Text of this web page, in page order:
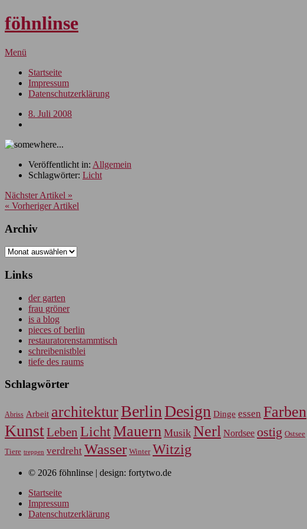
föhnlinse
Menü
Startseite
Impressum
Datenschutzerklärung
8. Juli 2008
Veröffentlicht in: Allgemein
Schlagwörter: Licht
Nächster Artikel »
« Vorheriger Artikel
Archiv
Archiv
Links
der garten
frau gröner
is a blog
pieces of berlin
restauratorenstammtisch
schreibenistblei
tiefe des raums
Schlagwörter
Abriss Arbeit architekturBerlin Design Dinge essen Farben
KunstLeben LichtMauern Musik Nerl Nordsee ostig Ostsee
Tiere treppen verdreht Wasser Winter Witzig
© 2026 föhnlinse | design: fortytwo.de
Startseite
Impressum
Datenschutzerklärung